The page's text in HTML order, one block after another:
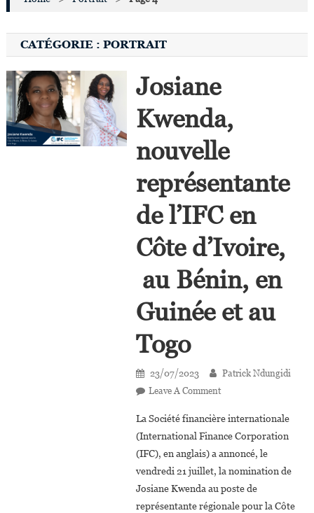
CATÉGORIE : PORTRAIT
Josiane
Kwenda,
nouvelle
représentante
de l’IFC en
Côte d’Ivoire,
au Bénin, en
Guinée et au
Togo
23/07/2023
Patrick Ndungidi
Leave A CommentOn
Kwenda,
Nouvelle
Représentante
De
L’IFC
En
La Société financière internationale
(International Finance Corporation
(IFC), en anglais) a annoncé, le
vendredi 21 juillet, la nomination de
Josiane Kwenda au poste de
représentante régionale pour la Côte